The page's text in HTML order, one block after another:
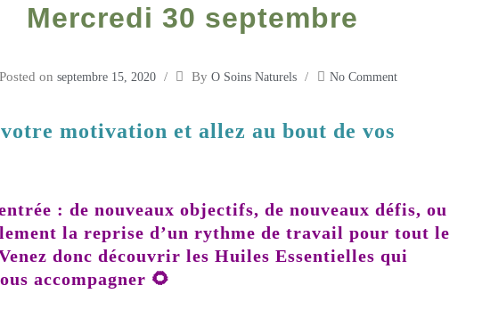
Mercredi 30 septembre
Posted on septembre 15, 2020 By O Soins Naturels No Comment
motivation et allez au bout de vos
: de nouveaux objectifs, de nouveaux défis, ou
la reprise d’un rythme de travail pour tout le
donc découvrir les Huiles Essentielles qui
accompagner 🌻